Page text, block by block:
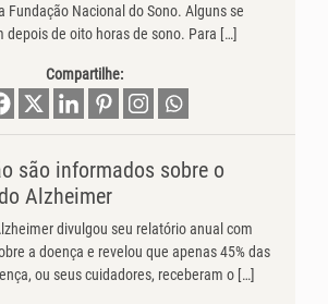
Fundação Nacional do Sono. Alguns se
depois de oito horas de sono. Para […]
Compartilhe:
são informados sobre o
Alzheimer
divulgou seu relatório anual com
a doença e revelou que apenas 45% das
ou seus cuidadores, receberam o […]